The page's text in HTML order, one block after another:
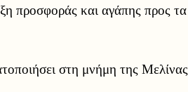
προσφοράς και αγάπης προς τα
στη μνήμη της Μελίνας